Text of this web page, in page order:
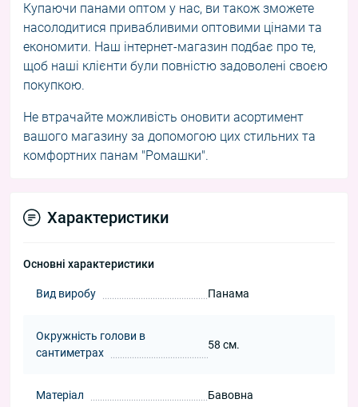
Купаючи панами оптом у нас, ви також зможете
насолодитися привабливими оптовими цінами та
економити. Наш інтернет-магазин подбає про те,
щоб наші клієнти були повністю задоволені своєю
покупкою.
Не втрачайте можливість оновити асортимент
вашого магазину за допомогою цих стильних та
комфортних панам "Ромашки".
Характеристики
Основні характеристики
Вид виробу Панама
Окружність голови в
сантиметрах
58 см.
Матеріал Бавовна